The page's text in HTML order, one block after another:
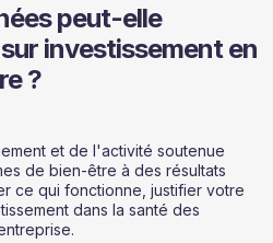
peut-elle
investissement en
?
et de l'activité soutenue
de bien-être à des résultats
ce qui fonctionne, justifier votre
dans la santé des